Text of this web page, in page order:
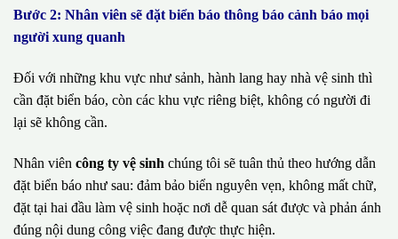
Bước 2: Nhân viên sẽ đặt biển báo thông báo cảnh báo mọi
người xung quanh
Đối với những khu vực như sảnh, hành lang hay nhà vệ sinh thì
cần đặt biển báo, còn các khu vực riêng biệt, không có người đi
lại sẽ không cần.
Nhân viên công ty vệ sinh chúng tôi sẽ tuân thủ theo hướng dẫn
đặt biển báo như sau: đảm bảo biển nguyên vẹn, không mất chữ,
đặt tại hai đầu làm vệ sinh hoặc nơi dễ quan sát được và phản ánh
đúng nội dung công việc đang được thực hiện.